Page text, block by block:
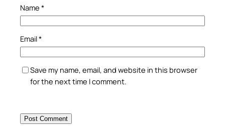
Name *
Email*
Save my name, email, and website in this browser
for the next time I comment.